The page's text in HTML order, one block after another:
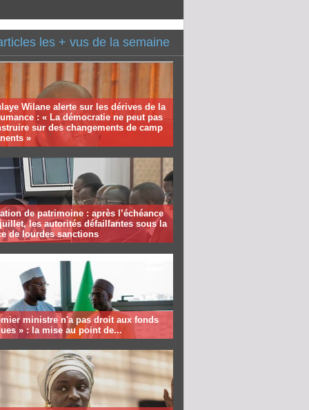
les + vus de la semaine
Wilane alerte sur les dérives de la
: « La démocratie ne peut pas
sur des changements de camp
»
de patrimoine : après l’échéance
les autorités défaillantes sous la
de lourdes sanctions
ministre n'a pas droit aux fonds
» : la mise au point de...